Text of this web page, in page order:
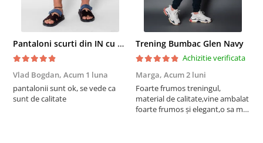
Pantaloni scurti din IN cu nasture si snur Navy
Vlad Bogdan, Acum 1 luna
pantalonii sunt ok, se vede ca
sunt de calitate
Trening Bumbac Glen Navy
Achizitie verificata
Marga, Acum 2 luni
Foarte frumos treningul,
material de calitate,vine ambalat
foarte frumos și elegant,o sa mai